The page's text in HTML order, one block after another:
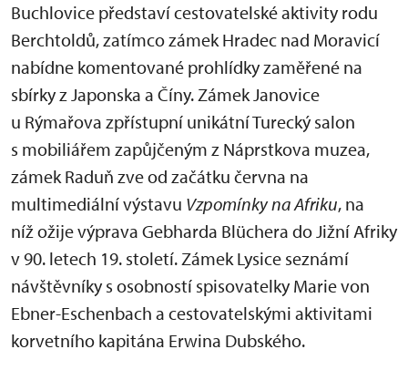
Buchlovice představí cestovatelské aktivity rodu
Berchtoldů, zatímco zámek Hradec nad Moravicí
nabídne komentované prohlídky zaměřené na
sbírky z Japonska a Číny. Zámek Janovice
u Rýmařova zpřístupní unikátní Turecký salon
s mobiliářem zapůjčeným z Náprstkova muzea,
zámek Raduň zve od začátku června na
multimediální výstavu Vzpomínky na Afriku, na
níž ožije výprava Gebharda Blüchera do Jižní Afriky
v 90. letech 19. století. Zámek Lysice seznámí
návštěvníky s osobností spisovatelky Marie von
Ebner-Eschenbach a cestovatelskými aktivitami
korvetního kapitána Erwina Dubského.